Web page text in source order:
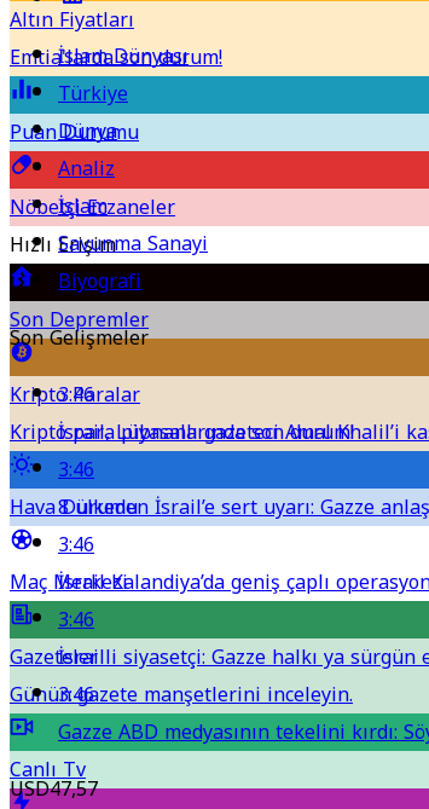
Altın Fiyatları
Emtia'larda son durum!
Puan Durumu
Nöbetçi Eczaneler
Hızlı Erişim
Son Depremler
Kripto Paralar
Kripto para piyasalarında son durum!
Hava Durumu
Maç Merkezi
Gazeteler
Günün gazete manşetlerini inceleyin.
Canlı Tv
İslam Dünyası
Türkiye
Dünya
Analiz
İslam
Savunma Sanayi
Biyografi
Son Gelişmeler
3:46
İsrail, Lübnanlı gazeteci Amal Khalil’i
3:46
8 ülkeden İsrail’e sert uyarı: Gazze
3:46
İsrail Kalandiya’da geniş çaplı
3:46
İsrailli siyasetçi: Gazze halkı ya
3:46
Gazze ABD medyasının tekelini kırdı:
USD47,57